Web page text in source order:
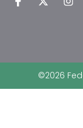
©2026